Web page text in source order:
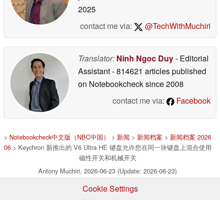
2025
contact me via:
@TechWithMuchiri
Translator: Ninh Ngoc Duy- Editorial
Assistant- 814621 articles published
on Notebookchecksince 2008
contact me via:
Facebook
> Notebookcheck中文版（NBC中国） > 新闻 > 新闻档案 > 新闻档案 2026
06> Keychron 新推出的 V6 Ultra HE 键盘允许您在同一块键盘上混合使用
磁性开关和机械开关
Antony Muchiri, 2026-06-23 (Update: 2026-06-23)
Cookie Settings